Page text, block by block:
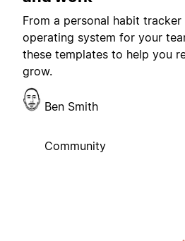
From a personal habit
operating system for your
these templates to help you
grow.
Ben Smith
Community